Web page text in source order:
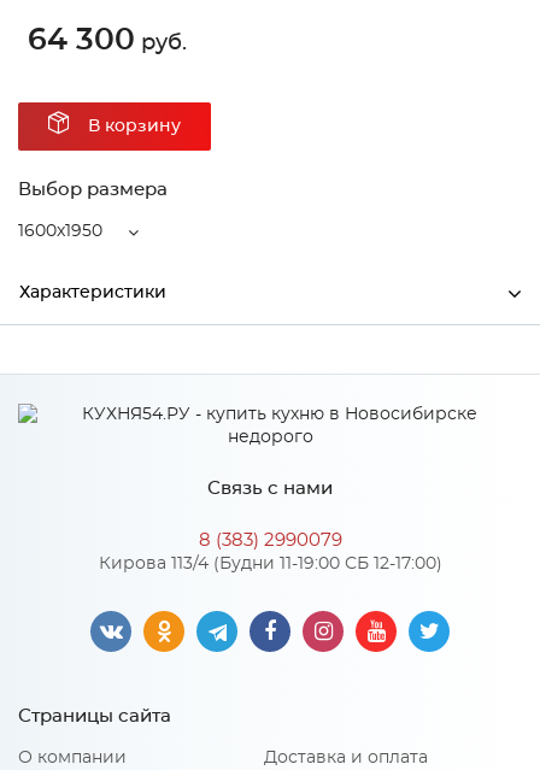
64 300 руб.
В корзину
Выбор размера
1600x1950
Характеристики
Высота 220
Особенности
Нагрузка на одно спальное место: 145
Размер спального места: 1600x1950
Связь с нами
8 (383) 2990079
Кирова 113/4 (Будни 11-19:00 СБ 12-17:00)
Страницы сайта
О компании Доставка и оплата